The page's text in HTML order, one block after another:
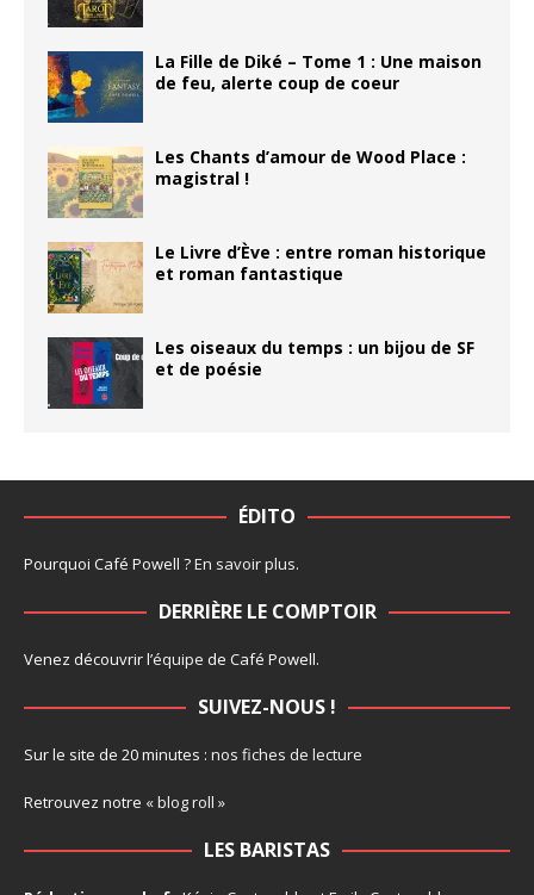
La Fille de Diké – Tome 1 : Une maison
de feu, alerte coup de coeur
Les Chants d’amour de Wood Place :
magistral !
Le Livre d’Ève : entre roman historique
et roman fantastique
Les oiseaux du temps : un bijou de SF
et de poésie
ÉDITO
Pourquoi Café Powell ?En savoir plus.
DERRIÈRE LE COMPTOIR
Venez découvrir l’équipe de Café Powell.
SUIVEZ-NOUS !
Sur le site de 20 minutes : nos fiches de lecture
Retrouvez notre « blog roll »
LES BARISTAS